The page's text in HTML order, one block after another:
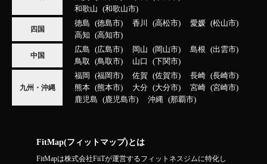
和歌山
和歌山市
四国
徳島 徳島市 香川 高松市 愛媛
松山市
高知
高知市
中国
広島 広島市 岡山 岡山市 島根
出雲市
鳥取
鳥取市 山口 下関市
九州・沖縄
福岡 福岡市 佐賀 佐賀市 長崎
長崎市
熊本
熊本市 大分 大分市 宮崎
宮崎市
鹿児島
鹿児島市 沖縄 那覇市
FitMap(フィットマップ)とは
FitMapは株式会社FiiTが運営するフィットネスジムに特化し